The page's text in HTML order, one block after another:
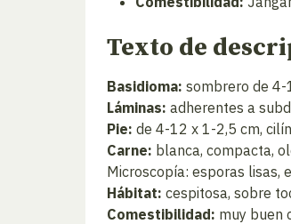
Texto de
Basidioma: sombrero de 4-
Láminas: adherentes a
Pie: de 4-12 x 1-2,5 cm,
Carne: blanca, compacta,
Microscopía: esporas lisas,
Hábitat: cespitosa, sobre
Comestibilidad: muy buen